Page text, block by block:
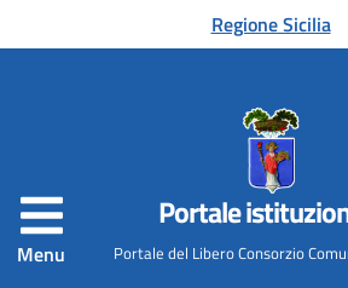
al contenuto principaleRegione Sicilia
Menu
Portale
Portale del Libero Consorzio